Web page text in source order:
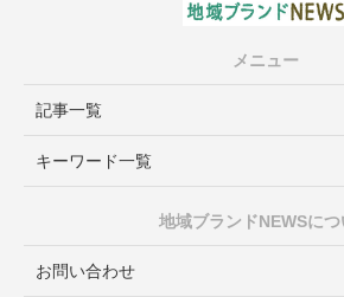
メニュー
記事一覧
キーワード一覧
地域ブランドNEWSにつ
お問い合わせ